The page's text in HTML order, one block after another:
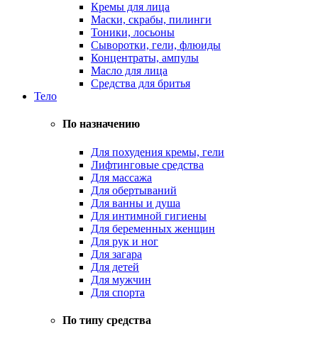
Кремы для лица
Маски, скрабы, пилинги
Тоники, лосьоны
Сыворотки, гели, флюиды
Концентраты, ампулы
Масло для лица
Средства для бритья
Тело
По назначению
Для похудения кремы, гели
Лифтинговые средства
Для массажа
Для обертываний
Для ванны и душа
Для интимной гигиены
Для беременных женщин
Для рук и ног
Для загара
Для детей
Для мужчин
Для спорта
По типу средства